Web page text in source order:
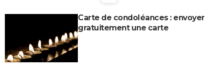
Carte de condoléances : envoyer
gratuitement une carte